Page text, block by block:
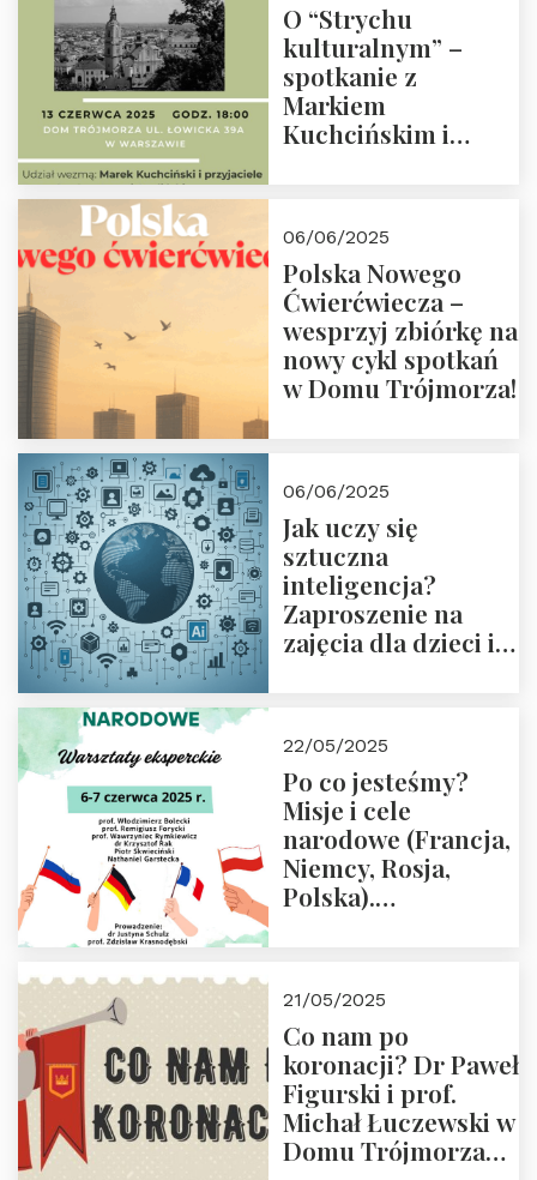
O “Strychu
kulturalnym” –
spotkanie z
Markiem
Kuchcińskim i
18:00
06/06/2025
Polska Nowego
Ćwierćwiecza –
wesprzyj zbiórkę na
nowy cykl spotkań
w Domu Trójmorza!
06/06/2025
Jak uczy się
sztuczna
inteligencja?
Zaproszenie na
zajęcia dla dzieci i
22/05/2025
Po co jesteśmy?
Misje i cele
narodowe (Francja,
Niemcy, Rosja,
Polska).
Zapraszamy do
zapisów.
21/05/2025
Co nam po
koronacji? Dr Paweł
Figurski i prof.
Michał Łuczewski w
Domu Trójmorza